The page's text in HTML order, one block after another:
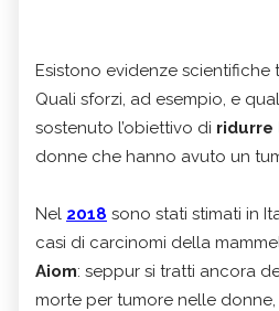
Esistono evidenze scientifiche
Quali sforzi, ad esempio, e
sostenuto l’obiettivo di
donne che hanno avuto un
Nel 2018 sono stati stimati in
casi di carcinomi della
Aiom: seppur si tratti ancora
morte per tumore nelle